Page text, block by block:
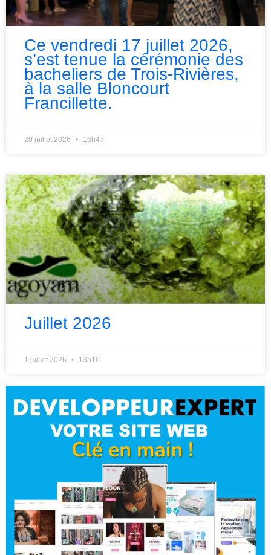
Ce vendredi 17 juillet 2026,
s’est tenue la cérémonie des
bacheliers de Trois-Rivières,
à la salle Bloncourt
Francillette.
20 juillet 2026 16h47
Juillet 2026
1 juillet 2026 13h16